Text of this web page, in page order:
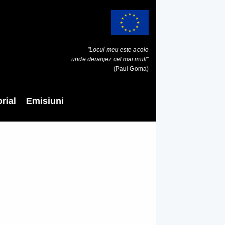
"Locul meu este acolo
unde deranjez cel mai mult"
(Paul Goma)
Emisiuni